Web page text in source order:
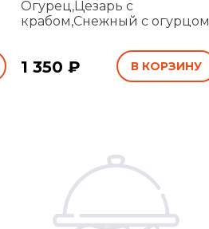
Огурец,Цезарь с
крабом,Снежный с огурцом
1 350 ₽ В КОРЗИНУ